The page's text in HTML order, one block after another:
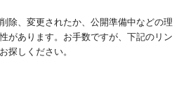
除、変更されたか、公開準備中などの理
があります。お手数ですが、下記のリン
探しください。